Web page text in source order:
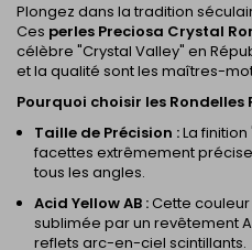
Plongez dans la tradition
Ces perles Preciosa Crystal
célèbre "Crystal Valley" en
et la qualité sont les maîtres-
Pourquoi choisir les Rondelles
Taille de Précision :La
facettes extrêmement
tous les angles.
Acid Yellow AB :Cette
sublimée par un revêtement
reflets arc-en-ciel scintillants.